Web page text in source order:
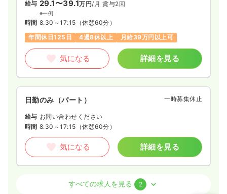
給与 29.1〜39.1万円/月 賞与2回
※一例
時間 8:30～17:15 （休憩60分）
年間休日125日
4週8休以上 月給39万円以上可
気になる 詳細を見る
日勤のみ（パート） 一時募集休止
給与 お問い合わせください
時間 8:30～17:15 （休憩60分）
気になる 詳細を見る
すべての求人を見る 2